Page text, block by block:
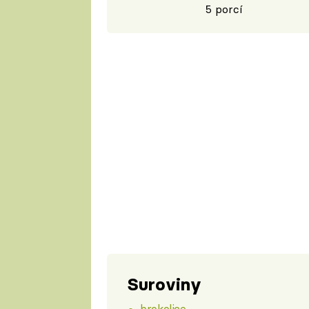
5 porcí
Suroviny